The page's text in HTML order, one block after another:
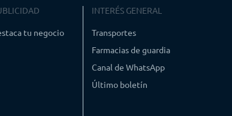
tu negocio
INTERÉS GENERAL
Transportes
Farmacias de guardia
Canal de WhatsApp
Último boletín